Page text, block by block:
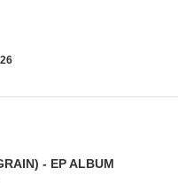
- EP ALBUM